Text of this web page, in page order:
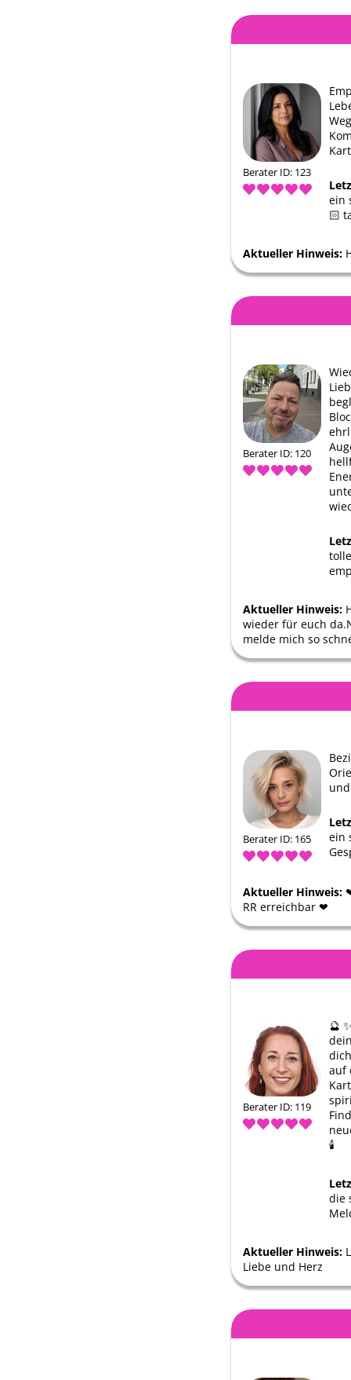
Berater ID: 123
ein
🏻
Aktueller Hinweis:
Berater ID: 120
Aktueller Hinweis:
wieder für euch
melde mich so
Berater ID: 165
ein
Aktueller Hinweis:
RR erreichbar ❤
Berater ID: 119
🔮
auf
🕯 ️
die
Aktueller Hinweis:
Liebe und Herz